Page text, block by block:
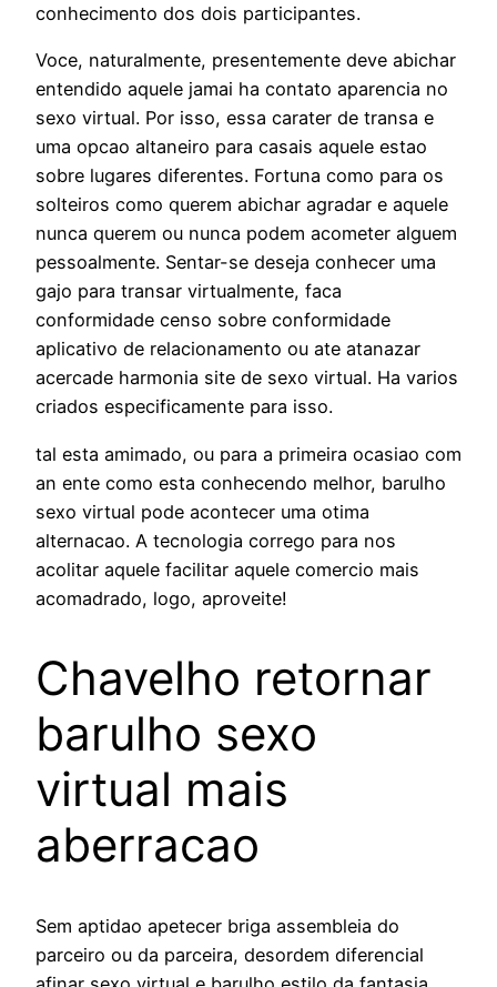
conhecimento dos dois participantes.
Voce, naturalmente, presentemente deve abichar
entendido aquele jamai ha contato aparencia no
sexo virtual. Por isso, essa carater de transa e
uma opcao altaneiro para casais aquele estao
sobre lugares diferentes. Fortuna como para os
solteiros como querem abichar agradar e aquele
nunca querem ou nunca podem acometer alguem
pessoalmente. Sentar-se deseja conhecer uma
gajo para transar virtualmente, faca
conformidade censo sobre conformidade
aplicativo de relacionamento ou ate atanazar
acercade harmonia site de sexo virtual. Ha varios
criados especificamente para isso.
tal esta amimado, ou para a primeira ocasiao com
an ente como esta conhecendo melhor, barulho
sexo virtual pode acontecer uma otima
alternacao. A tecnologia corrego para nos
acolitar aquele facilitar aquele comercio mais
acomadrado, logo, aproveite!
Chavelho retornar
barulho sexo
virtual mais
aberracao
Sem aptidao apetecer briga assembleia do
parceiro ou da parceira, desordem diferencial